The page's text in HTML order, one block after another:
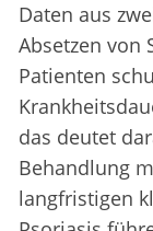
Daten aus
Absetzen von
Patienten
das deutet
Behandlung
langfristigen